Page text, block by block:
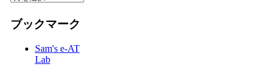
ブックマーク
Sam's e-AT
Lab